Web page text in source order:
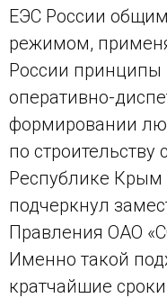
ЕЭС России
режимом,
России принципы
оперативно-
формировании
по строительству
Республике Крым
подчеркнул
Правления ОАО
Именно такой
кратчайшие